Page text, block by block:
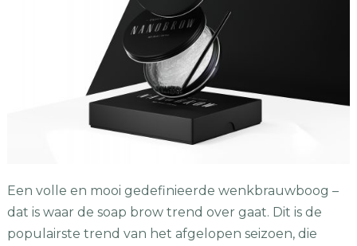
Een volle en mooi gedefinieerde wenkbrauwboog –
dat is waar de soap brow trend over gaat. Dit is de
populairste trend van het afgelopen seizoen, die